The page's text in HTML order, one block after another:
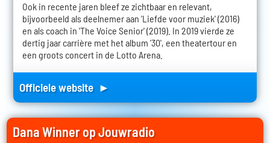
Ook in recente jaren bleef ze zichtbaar en relevant,
bijvoorbeeld als deelnemer aan 'Liefde voor muziek' (2016)
en als coach in 'The Voice Senior' (2019). In 2019 vierde ze
dertig jaar carrière met het album '30', een theatertour en
een groots concert in de Lotto Arena.
Officiele website ►
Dana Winner op Jouwradio